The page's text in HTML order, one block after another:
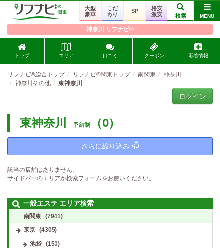
大型
豪華
こだ
わり
SP
格安
激安
検索 MENU
神奈川 リフナビ®
トップ エリア 口コミ クーポン 新着情報
リフナビ®総合トップ リフナビ®関東トップ 南関東
神奈川
神奈川その他
東神奈川
ログイン
東神奈川 予約制 （0）
さらに絞り込み
該当の店舗はありません。
サイドバーのエリアか検索フォームをお使いください。
一般エステ エリア検索
南関東 (7941)
東京 (4305)
池袋
(150)